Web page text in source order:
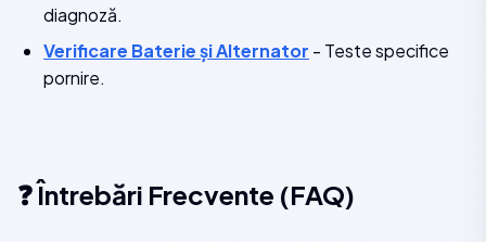
diagnoză.
Verificare Baterie și Alternator - Teste specifice
pornire.
❓ Întrebări Frecvente (FAQ)